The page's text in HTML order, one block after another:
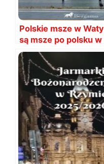
Polskie msze w
są msze po polsku w
Watykanie?